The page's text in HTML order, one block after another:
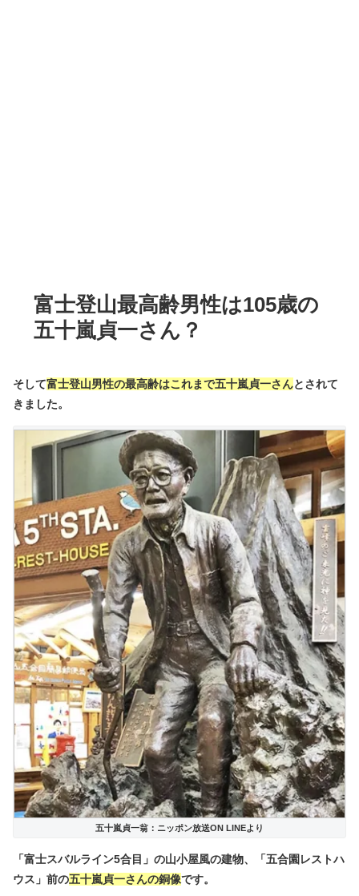
富士登山最高齢男性は105歳の
五十嵐貞一さん？
そして富士登山男性の最高齢はこれまで五十嵐貞一さんとされて
きました。
五十嵐貞一翁：ニッポン放送ON LINEより
「富士スバルライン5合目」の山小屋風の建物、「五合園レストハ
ウス」前の五十嵐貞一さんの銅像です。